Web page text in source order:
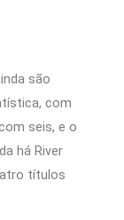
são
com
seis, e o
há River
títulos